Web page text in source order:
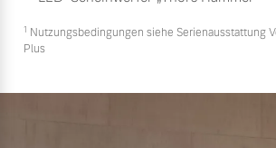
1 Nutzungsbedingungen siehe Serienausstattung
Plus